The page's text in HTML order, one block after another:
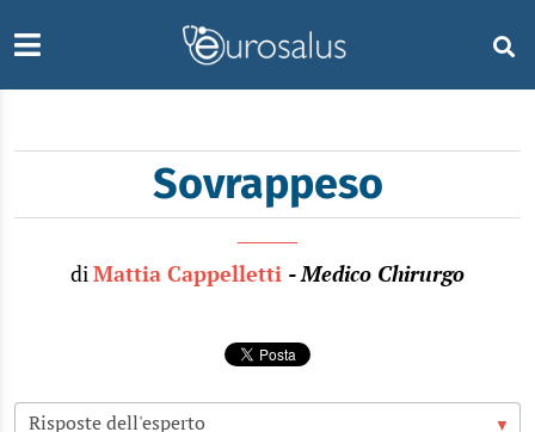
Sovrappeso
diMattia Cappelletti - Medico Chirurgo